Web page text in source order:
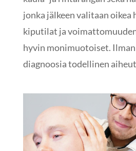
jonka jälkeen valitaan oikea
kiputilat ja
hyvin monimuotoiset.
diagnoosia todellinen